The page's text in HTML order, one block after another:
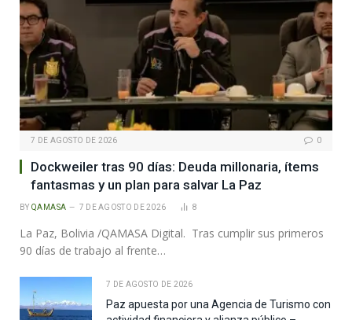
7 DE AGOSTO DE 2026 0
Dockweiler tras 90 días: Deuda millonaria, ítems
fantasmas y un plan para salvar La Paz
BY QAMASA 7 DE AGOSTO DE 2026 8
La Paz, Bolivia /QAMASA Digital. Tras cumplir sus primeros
90 días de trabajo al frente…
7 DE AGOSTO DE 2026
Paz apuesta por una Agencia de Turismo con